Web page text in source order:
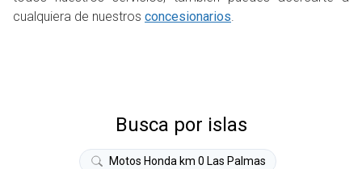
cualquiera de nuestros concesionarios.
Busca por islas
Motos Honda km 0 Las Palmas